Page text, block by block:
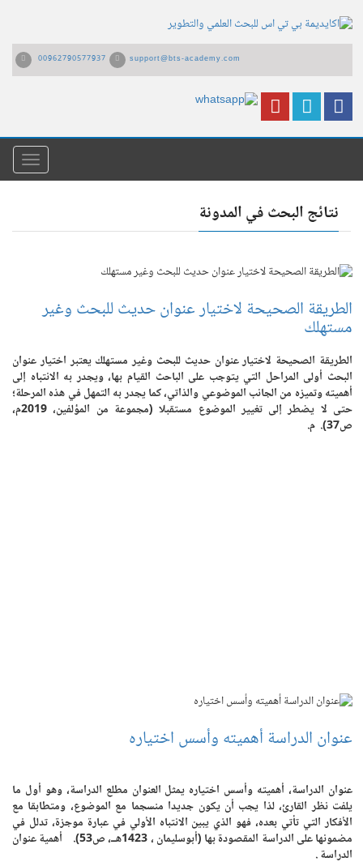
00962790577937 support@bts-academy.com
القائمة
نتائج البحث في المدونة
الطريقة الصحيحة لاختيار عنوان حديث للبحث وغير
مستهلك
الطريقة الصحيحة لاختيار عنوان حديث للبحث وغير مستهلك يعتبر اختيار عنوان
البحث أولى المراحل التي يتوجب على الباحث القيام بها، ويجدر به الانتباه إلى
أهميته وتميزه من الجانب الموضوعي والذاتي، كما يجدر به التمهل في هذه المرحلة؛
حتى لا يضطر إلى تغيير الموضوع مستقبلا (مجموعة من المؤلفين، 2019م،
ص37). م.
عنوان الدراسة أهميته وأسس اختياره
عنوان الدراسة، أهميته وأسس اختياره يمثل العنوان مطلع الدراسة، وهو أول ما
يلفت نظر القارئ، لذا يجب أن يكون جديدا منسجما مع الموضوع، ومتطابقا مع
الأفكار التي تأتي بعده، فهو الذي يبين الانتباه الأولي في عبارة موجزة، تدلل في
مضمونها على الدراسة المقصودة بها (أبوسليمان ، 1423هــ، ص53). أهمية عنوان
الدراسة .